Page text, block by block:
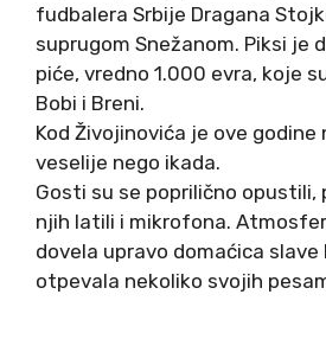
fudbalera Srbije Dragana
suprugom Snežanom. Piksi je
piće, vredno 1.000 evra, koje
Bobi i Breni.
Kod Živojinovića je ove godine
veselije nego ikada.
Gosti su se poprilično opustili,
njih latili i mikrofona.
dovela upravo domaćica slave
otpevala nekoliko svojih